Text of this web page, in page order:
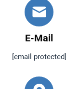
E-Mail
[email protected]